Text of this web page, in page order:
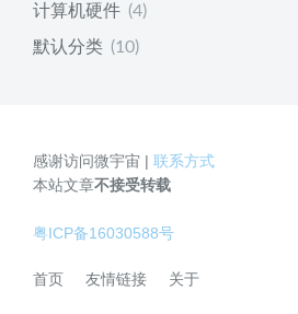
计算机硬件 (4)
默认分类 (10)
感谢访问微宇宙 | 联系方式
本站文章不接受转载
粤ICP备16030588号
首页 友情链接 关于